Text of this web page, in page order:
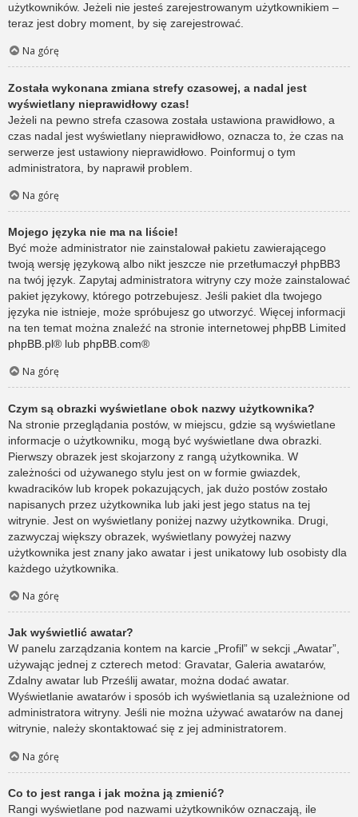
użytkowników. Jeżeli nie jesteś zarejestrowanym użytkownikiem –
teraz jest dobry moment, by się zarejestrować.
Na górę
Została wykonana zmiana strefy czasowej, a nadal jest
wyświetlany nieprawidłowy czas!
Jeżeli na pewno strefa czasowa została ustawiona prawidłowo, a
czas nadal jest wyświetlany nieprawidłowo, oznacza to, że czas na
serwerze jest ustawiony nieprawidłowo. Poinformuj o tym
administratora, by naprawił problem.
Na górę
Mojego języka nie ma na liście!
Być może administrator nie zainstalował pakietu zawierającego
twoją wersję językową albo nikt jeszcze nie przetłumaczył phpBB3
na twój język. Zapytaj administratora witryny czy może zainstalować
pakiet językowy, którego potrzebujesz. Jeśli pakiet dla twojego
języka nie istnieje, może spróbujesz go utworzyć. Więcej informacji
na ten temat można znaleźć na stronie internetowej phpBB Limited
phpBB.pl® lub phpBB.com®
Na górę
Czym są obrazki wyświetlane obok nazwy użytkownika?
Na stronie przeglądania postów, w miejscu, gdzie są wyświetlane
informacje o użytkowniku, mogą być wyświetlane dwa obrazki.
Pierwszy obrazek jest skojarzony z rangą użytkownika. W
zależności od używanego stylu jest on w formie gwiazdek,
kwadracików lub kropek pokazujących, jak dużo postów zostało
napisanych przez użytkownika lub jaki jest jego status na tej
witrynie. Jest on wyświetlany poniżej nazwy użytkownika. Drugi,
zazwyczaj większy obrazek, wyświetlany powyżej nazwy
użytkownika jest znany jako awatar i jest unikatowy lub osobisty dla
każdego użytkownika.
Na górę
Jak wyświetlić awatar?
W panelu zarządzania kontem na karcie „Profil” w sekcji „Awatar”,
używając jednej z czterech metod: Gravatar, Galeria awatarów,
Zdalny awatar lub Prześlij awatar, można dodać awatar.
Wyświetlanie awatarów i sposób ich wyświetlania są uzależnione od
administratora witryny. Jeśli nie można używać awatarów na danej
witrynie, należy skontaktować się z jej administratorem.
Na górę
Co to jest ranga i jak można ją zmienić?
Rangi wyświetlane pod nazwami użytkowników oznaczają, ile